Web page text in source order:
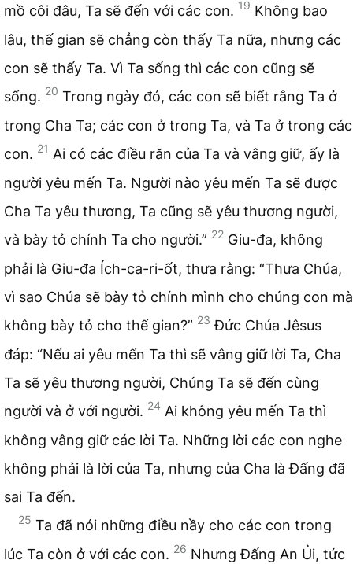
mồ côi đâu, Ta sẽ đến với các con. 19 Không bao
lâu, thế gian sẽ chẳng còn thấy Ta nữa, nhưng các
con sẽ thấy Ta. Vì Ta sống thì các con cũng sẽ
sống. 20 Trong ngày đó, các con sẽ biết rằng Ta ở
trong Cha Ta; các con ở trong Ta, và Ta ở trong các
con. 21 Ai có các điều răn của Ta và vâng giữ, ấy là
người yêu mến Ta. Người nào yêu mến Ta sẽ được
Cha Ta yêu thương, Ta cũng sẽ yêu thương người,
và bày tỏ chính Ta cho người.” 22 Giu-đa, không
phải là Giu-đa Ích-ca-ri-ốt, thưa rằng: “Thưa Chúa,
vì sao Chúa sẽ bày tỏ chính mình cho chúng con mà
không bày tỏ cho thế gian?” 23 Đức Chúa Jêsus
đáp: “Nếu ai yêu mến Ta thì sẽ vâng giữ lời Ta, Cha
Ta sẽ yêu thương người, Chúng Ta sẽ đến cùng
người và ở với người. 24 Ai không yêu mến Ta thì
không vâng giữ các lời Ta. Những lời các con nghe
không phải là lời của Ta, nhưng của Cha là Đấng đã
sai Ta đến.
25 Ta đã nói những điều nầy cho các con trong
lúc Ta còn ở với các con. 26 Nhưng Đấng An Ủi, tức